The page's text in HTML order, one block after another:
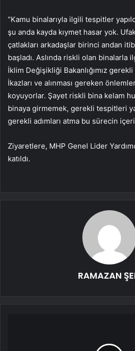
“Kamu binalarıyla ilgili tespitler
şu anda kayda kıymet hasar yok.
çatlakları arkadaşlar birinci andan
başladı. Aslında riskli olan binalarla
İklim Değişikliği Bakanlığımız
İkazları ve alınması gereken
koyuyorlar. Şayet riskli bina kelam
binaya girmemek, gerekli tespitleri
gerekli adımları atma bu sürecin
Ziyaretlere, MHP Genel Lider
katıldı.
RAMAZAN